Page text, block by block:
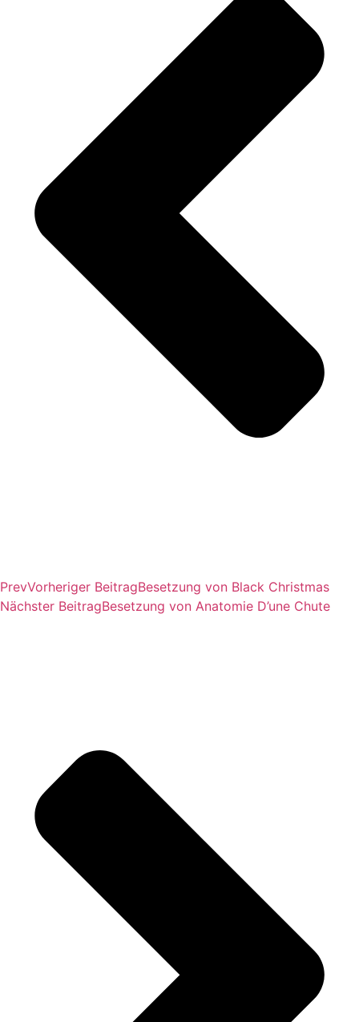
PrevVorheriger BeitragBesetzung von Black Christmas
Nächster BeitragBesetzung von Anatomie D’une Chute